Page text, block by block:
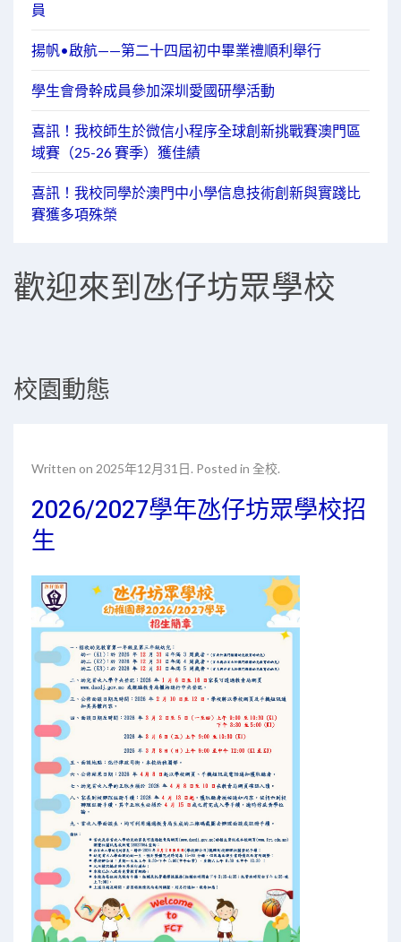
員
揚帆•啟航——第二十四屆初中畢業禮順利舉行
學生會骨幹成員參加深圳愛國研學活動
喜訊！我校師生於微信小程序全球創新挑戰賽澳門區
域賽（25-26 賽季）獲佳績
喜訊！我校同學於澳門中小學信息技術創新與實踐比
賽獲多項殊榮
歡迎來到氹仔坊眾學校
校園動態
Written on 2025年12月31日. Posted in 全校.
2026/2027學年氹仔坊眾學校招
生